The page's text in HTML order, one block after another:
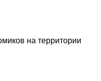
на территории